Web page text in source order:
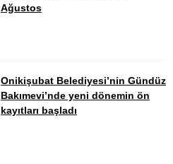
Ağustos
Onikişubat Belediyesi’nin Gündüz
Bakımevi’nde yeni dönemin ön
kayıtları başladı